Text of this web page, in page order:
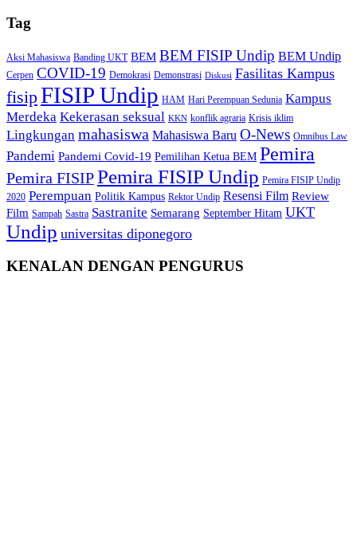
Tag
Aksi Mahasiswa Banding UKT BEM BEM FISIP Undip BEM Undip
Cerpen COVID-19 Demokrasi Demonstrasi Diskusi Fasilitas Kampus
fisipFISIP Undip HAM Hari Perempuan Sedunia Kampus
Merdeka Kekerasan seksual KKN konflik agraria Krisis iklim
Lingkungan mahasiswa Mahasiswa Baru O-News Omnibus Law
Pandemi Pandemi Covid-19 Pemilihan Ketua BEM Pemira
Pemira FISIPPemira FISIP Undip Pemira FISIP Undip
2020 Perempuan Politik Kampus Rektor Undip Resensi Film Review
Film Sampah Sastra Sastranite Semarang September Hitam UKT
Undip universitas diponegoro
KENALAN DENGAN PENGURUS